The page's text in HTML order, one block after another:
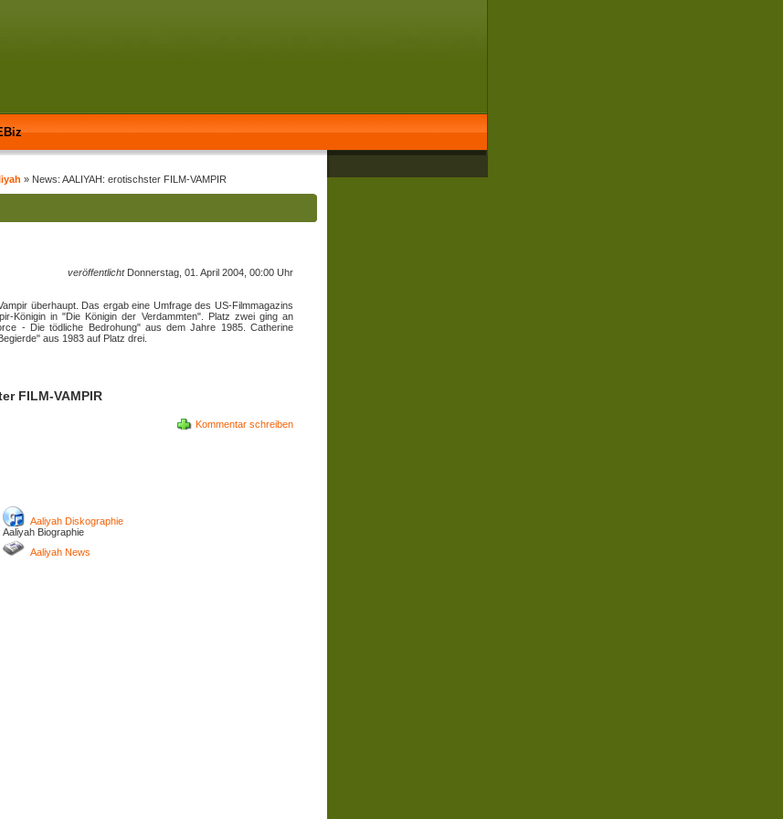
» News: AALIYAH: erotischster FILM-VAMPIR
veröffentlichtDonnerstag, 01. April 2004, 00:00 Uhr
überhaupt. Das ergab eine Umfrage des US-Filmmagazins
Königin in "Die Königin der Verdammten". Platz zwei ging an
- Die tödliche Bedrohung" aus dem Jahre 1985. Catherine
aus 1983 auf Platz drei.
FILM-VAMPIR
Kommentar schreiben
Aaliyah Diskographie
Aaliyah Biographie
Aaliyah News